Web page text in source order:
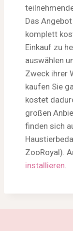
Das
komplett
Einkauf zu
auswählen
Zweck ihrer
kaufen Sie
kostet
großen
finden sich
ZooRoyal).
installieren.